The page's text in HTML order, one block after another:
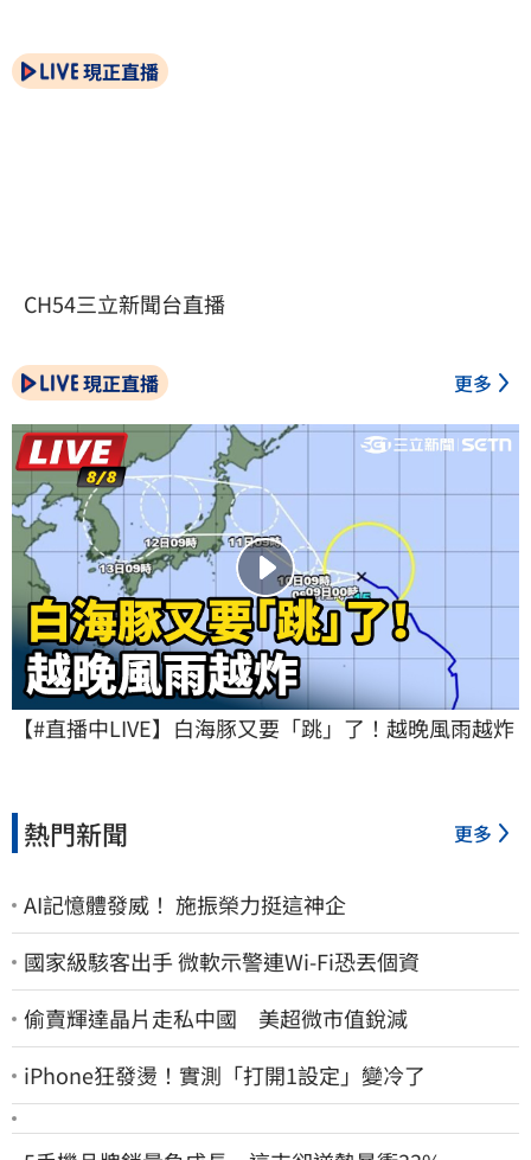
現正直播
CH54三立新聞台直播
現正直播 更多
【#直播中LIVE】白海豚又要「跳」了！越晚風雨越炸
熱門新聞 更多
AI記憶體發威！ 施振榮力挺這神企
國家級駭客出手 微軟示警連Wi-Fi恐丟個資
偷賣輝達晶片走私中國 美超微市值銳減
iPhone狂發燙！實測「打開1設定」變冷了